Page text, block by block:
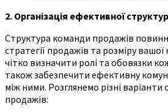
2. Організація ефективної
Структура команди продажів
стратегії продажів та розміру
чітко визначити ролі та обовязки
також забезпечити ефективну
між ними. Розглянемо різні варіанти
продажів: